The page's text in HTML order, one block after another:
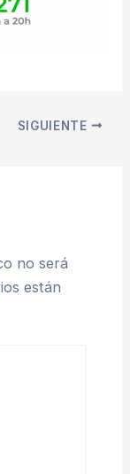
SIGUIENTE
no será
están